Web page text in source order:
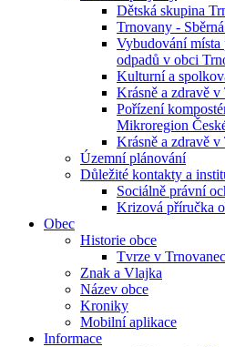
Dětská skupina
Trnovany -
Vybudování místa
odpadů v obci
Kulturní a
Krásně a zdravě v
Pořízení
Mikroregion
Krásně a zdravě v
Územní plánování
Důležité kontakty a
Sociálně právní
Krizová příručka
Obec
Historie obce
Tvrze v
Znak a Vlajka
Název obce
Kroniky
Mobilní aplikace
Informace